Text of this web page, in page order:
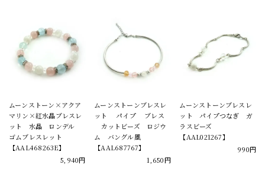
ムーンストーン×アクア
マリン×紅水晶ブレスレ
ット 水晶 ロンデル
ゴムブレスレット
【AAL468263E】
5,940円
ムーンストーンブレスレ
ット パイプ ブレス
カットビーズ ロジウ
ム バングル風
【AAL687767】
1,650円
ムーンストーンブレスレ
ット パイプつなぎ ガ
ラスビーズ
【AAL021267】
990円